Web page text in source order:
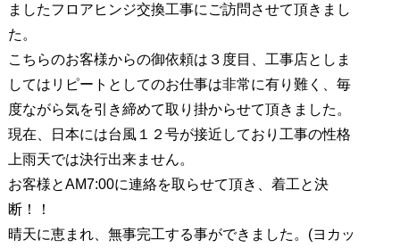
ましたフロアヒンジ交換工事にご訪問させて頂きまし
た。
こちらのお客様からの御依頼は３度目、工事店としま
してはリピートとしてのお仕事は非常に有り難く、毎
度ながら気を引き締めて取り掛からせて頂きました。
現在、日本には台風１２号が接近しており工事の性格
上雨天では決行出来ません。
お客様とAM7:00に連絡を取らせて頂き、着工と決
断！！
晴天に恵まれ、無事完工する事ができました。(ヨカッ